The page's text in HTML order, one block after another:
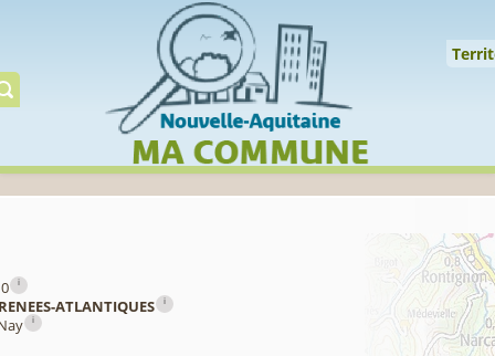
Gérer préserver
i
ATLANTIQUES i
i
Cookies management panel